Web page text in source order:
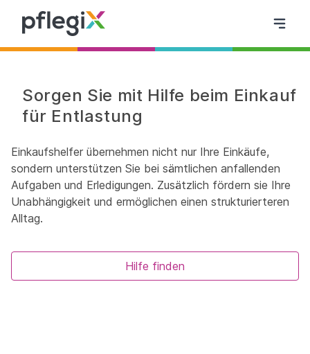
Sorgen Sie mit Hilfe beim Einkauf
für Entlastung
Einkaufshelfer übernehmen nicht nur Ihre Einkäufe,
sondern unterstützen Sie bei sämtlichen anfallenden
Aufgaben und Erledigungen. Zusätzlich fördern sie Ihre
Unabhängigkeit und ermöglichen einen strukturierteren
Alltag.
Hilfe finden